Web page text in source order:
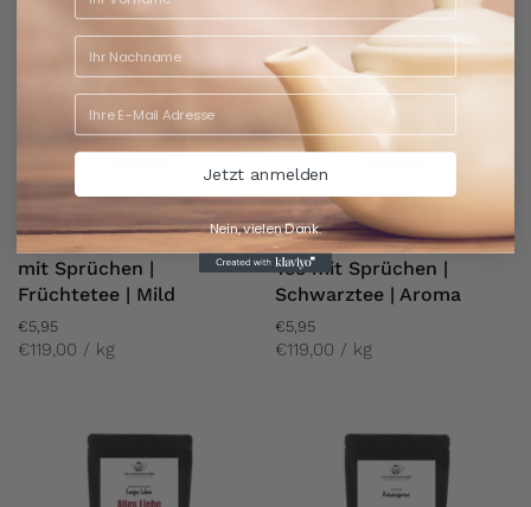
Cornflakes Chaos - Tee
mit Sprüchen |
Früchtetee | Mild
€5,95
€119,00 / kg
Gentleman's Toffee® -
Tee mit Sprüchen |
Schwarztee | Aroma
€5,95
€119,00 / kg
Jetzt anmelden
Nein, vielen Dank.